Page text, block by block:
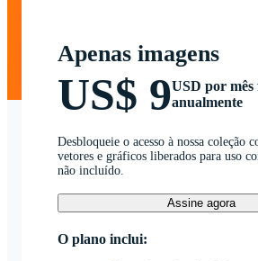
Apenas imagens
US$ 9USD por
anualmente
Desbloqueie o acesso à nossa coleção
vetores e gráficos liberados para uso
não incluído.
Assine agora
O plano inclui: